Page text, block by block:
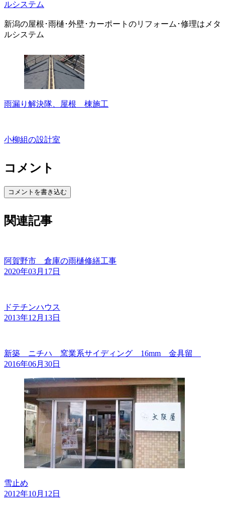
ルシステム
新潟の屋根･雨樋･外壁･カーポートのリフォーム･修理はメタ
ルシステム
雨漏り解決隊、屋根 棟施工
小柳組の設計室
コメント
コメントを書き込む
関連記事
阿賀野市 倉庫の雨樋修繕工事
2020年03月17日
ドテチンハウス
2013年12月13日
新築 ニチハ 窯業系サイディング 16mm 金具留
2016年06月30日
雪止め
2012年10月12日